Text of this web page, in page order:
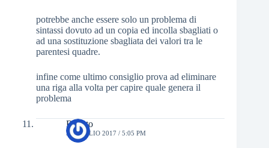
potrebbe anche essere solo un problema di
sintassi dovuto ad un copia ed incolla sbagliati o
ad una sostituzione sbagliata dei valori tra le
parentesi quadre.
infine come ultimo consiglio prova ad eliminare
una riga alla volta per capire quale genera il
problema
Renato
31 LUGLIO 2017 / 5:05 PM